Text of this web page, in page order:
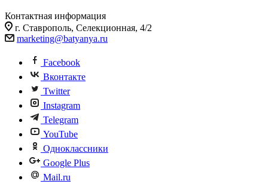
Контактная информация
г. Ставрополь, Селекционная, 4/2
marketing@batyanya.ru
Facebook
Вконтакте
Twitter
Instagram
Telegram
YouTube
Одноклассники
Google Plus
Mail.ru